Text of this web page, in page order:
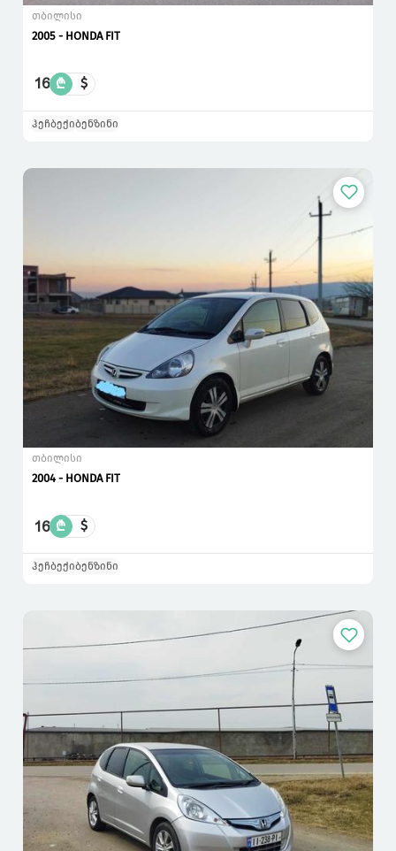
თბილისი
2005 - HONDA FIT
16 ₾ $
ჰეჩბექიბენზინი
თბილისი
2004 - HONDA FIT
16 ₾ $
ჰეჩბექიბენზინი